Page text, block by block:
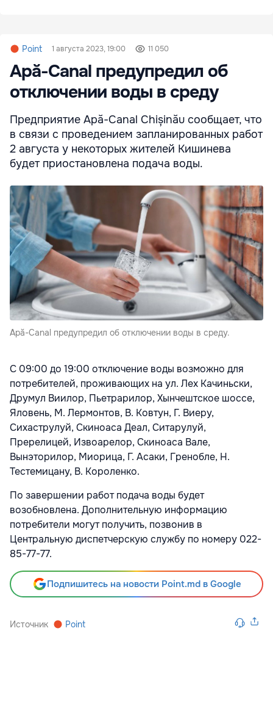
Point 1 августа 2023, 19:00 11 050
Apă-Canal предупредил об
отключении воды в среду
Предприятие Apă-Canal Chișinău сообщает, что
в связи с проведением запланированных работ
2 августа у некоторых жителей Кишинева
будет приостановлена подача воды.
Apă-Canal предупредил об отключении воды в среду.
С 09:00 до 19:00 отключение воды возможно для
потребителей, проживающих на ул. Лех Качиньски,
Друмул Виилор, Пьетрарилор, Хынчештское шоссе,
Яловень, М. Лермонтов, В. Ковтун, Г. Виеру,
Сихаструлуй, Скиноаса Деал, Ситарулуй,
Пререлицей, Извоарелор, Скиноаса Вале,
Вынэторилор, Миорица, Г. Асаки, Гренобле, Н.
Тестемицану, В. Короленко.
По завершении работ подача воды будет
возобновлена. Дополнительную информацию
потребители могут получить, позвонив в
Центральную диспетчерскую службу по номеру 022-
85-77-77.
Подпишитесь на новости Point.md в Google
Источник Point